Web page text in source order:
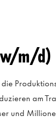
m/d)
am
und